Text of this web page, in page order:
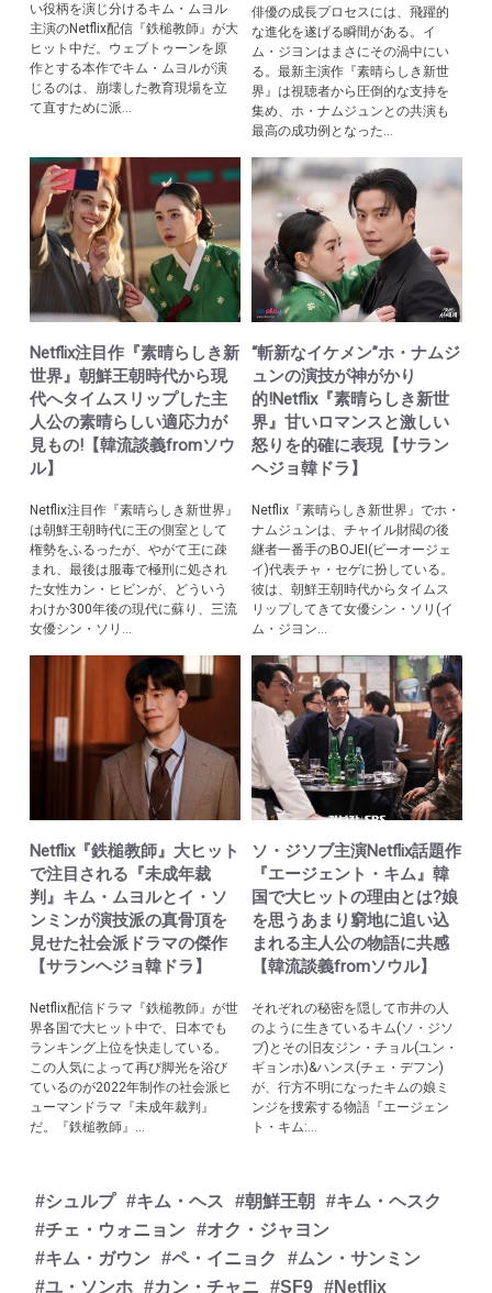
い役柄を演じ分けるキム・ムヨル
主演のNetflix配信『鉄槌教師』が大
ヒット中だ。ウェブトゥーンを原
作とする本作でキム・ムヨルが演
じるのは、崩壊した教育現場を立
て直すために派...
俳優の成長プロセスには、飛躍的
な進化を遂げる瞬間がある。イ
ム・ジヨンはまさにその渦中にい
る。最新主演作『素晴らしき新世
界』は視聴者から圧倒的な支持を
集め、ホ・ナムジュンとの共演も
最高の成功例となった...
Netflix注目作『素晴らしき新
世界』朝鮮王朝時代から現
代へタイムスリップした主
人公の素晴らしい適応力が
見もの!【韓流談義fromソウ
ル】
Netflix注目作『素晴らしき新世界』
は朝鮮王朝時代に王の側室として
権勢をふるったが、やがて王に疎
まれ、最後は服毒で極刑に処され
た女性カン・ヒビンが、どういう
わけか300年後の現代に蘇り、三流
女優シン・ソリ...
“斬新なイケメン”ホ・ナムジ
ュンの演技が神がかり
的!Netflix『素晴らしき新世
界』甘いロマンスと激しい
怒りを的確に表現【サラン
ヘジョ韓ドラ】
Netflix『素晴らしき新世界』でホ・
ナムジュンは、チャイル財閥の後
継者一番手のBOJEI(ビーオージェ
イ)代表チャ・セゲに扮している。
彼は、朝鮮王朝時代からタイムス
リップしてきて女優シン・ソリ(イ
ム・ジヨン...
Netflix『鉄槌教師』大ヒット
で注目される『未成年裁
判』キム・ムヨルとイ・ソ
ンミンが演技派の真骨頂を
見せた社会派ドラマの傑作
【サランヘジョ韓ドラ】
Netflix配信ドラマ『鉄槌教師』が世
界各国で大ヒット中で、日本でも
ランキング上位を快走している。
この人気によって再び脚光を浴び
ているのが2022年制作の社会派ヒ
ューマンドラマ『未成年裁判』
だ。『鉄槌教師』...
ソ・ジソブ主演Netflix話題作
『エージェント・キム』韓
国で大ヒットの理由とは?娘
を思うあまり窮地に追い込
まれる主人公の物語に共感
【韓流談義fromソウル】
それぞれの秘密を隠して市井の人
のように生きているキム(ソ・ジソ
ブ)とその旧友ジン・チョル(ユン・
ギョンホ)&ハンス(チェ・デフン)
が、行方不明になったキムの娘ミ
ンジを捜索する物語『エージェン
ト・キム:...
#シュルプ #キム・ヘス #朝鮮王朝
#キム・ヘスク
#チェ・ウォニョン #オク・ジャヨン
#キム・ガウン #ペ・イニョク
#ムン・サンミン
#ユ・ソンホ #カン・チャニ #SF9 #Netflix